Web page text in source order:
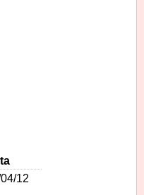
12